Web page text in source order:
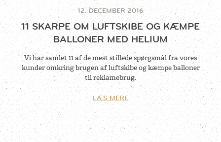
12. DECEMBER 2016
11 SKARPE OM LUFTSKIBE OG KÆMPE
BALLONER MED HELIUM
Vi har samlet 11 af de mest stillede spørgsmål fra vores
kunder omkring brugen af luftskibe og kæmpe balloner
til reklamebrug.
LÆS MERE